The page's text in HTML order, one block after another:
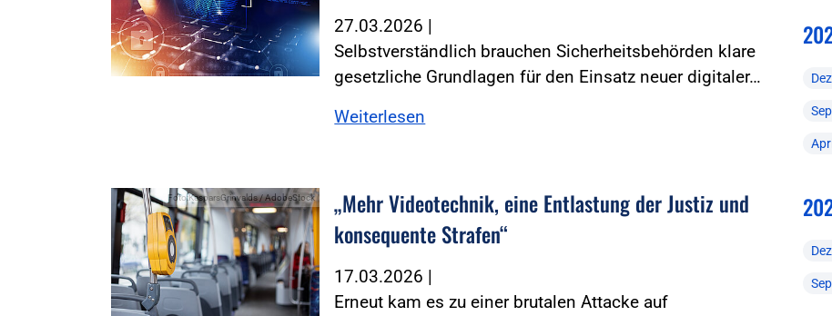
27.03.2026 |
Selbstverständlich brauchen Sicherheitsbehörden klare
gesetzliche Grundlagen für den Einsatz neuer digitaler…
Weiterlesen
Foto:KasparsGrinvalds / AdobeStock
„Mehr Videotechnik, eine Entlastung der Justiz und
konsequente Strafen“
17.03.2026 |
Erneut kam es zu einer brutalen Attacke auf